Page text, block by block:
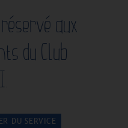
aux
du Club
DU SERVICE